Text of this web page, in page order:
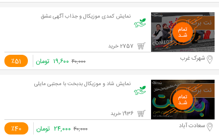
نمایش کمدی موزیکال و جذاب آگهی عشق
٪51 شهرک غرب ۴۰,۰۰۰ ۱۹,۶۰۰ تومان
نمایش شاد و موزیکال بدبخت با مجتبی مایلی
٪40 سعادت آباد ۴۰,۰۰۰ ۲۴,۰۰۰ تومان